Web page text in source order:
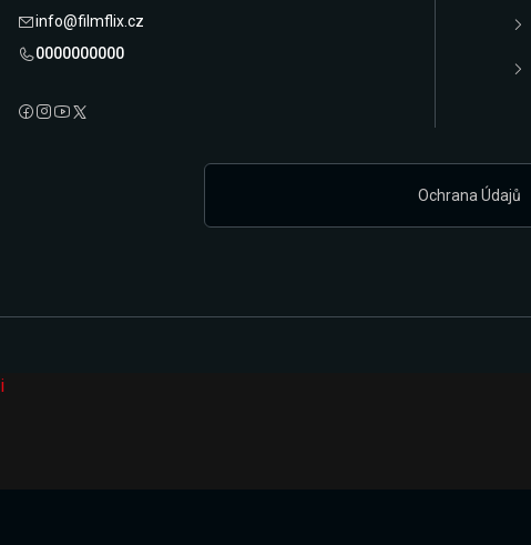
info@filmflix.cz
0000000000
Ochrana Údajů
i